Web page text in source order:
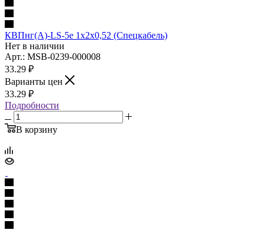
КВПнг(А)-LS-5е 1х2х0,52 (Спецкабель)
Нет в наличии
Арт.: MSB-0239-000008
33.29 ₽
Варианты цен
33.29 ₽
Подробности
В корзину